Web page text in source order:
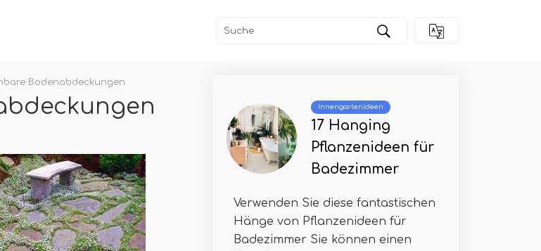
Bodenabdeckungen
Innengartenideen
17 Hanging
Pflanzenideen für
Badezimmer
Verwenden Sie diese fantastischen
Hänge von Pflanzenideen für
Badezimmer Sie können einen